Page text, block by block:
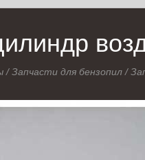
/Запчасти для бензопил/